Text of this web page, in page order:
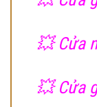
💥 Cửa
💥 Cửa